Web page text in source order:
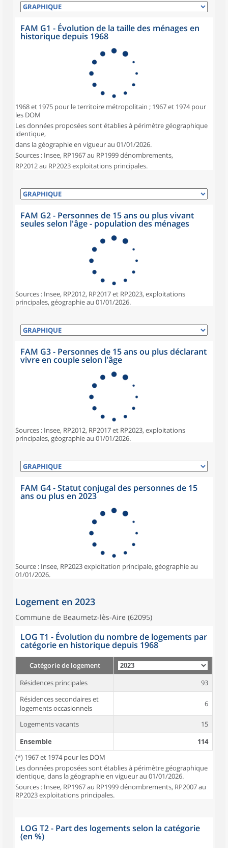
FAM G1 - Évolution de la taille des ménages en
historique depuis 1968
1968 et 1975 pour le territoire métropolitain ; 1967 et 1974 pour
les DOM
Les données proposées sont établies à périmètre géographique
identique,
dans la géographie en vigueur au 01/01/2026.
Sources : Insee, RP1967 au RP1999 dénombrements,
RP2012 au RP2023 exploitations principales.
FAM G2 - Personnes de 15 ans ou plus vivant
seules selon l'âge - population des ménages
Sources : Insee, RP2012, RP2017 et RP2023, exploitations
principales, géographie au 01/01/2026.
FAM G3 - Personnes de 15 ans ou plus déclarant
vivre en couple selon l'âge
Sources : Insee, RP2012, RP2017 et RP2023, exploitations
principales, géographie au 01/01/2026.
FAM G4 - Statut conjugal des personnes de 15
ans ou plus en 2023
Source : Insee, RP2023 exploitation principale, géographie au
01/01/2026.
Logement en 2023
Commune de Beaumetz-lès-Aire (62095)
LOG T1 - Évolution du nombre de logements par
catégorie en historique depuis 1968
Catégorie de logement
Résidences principales
93
Résidences secondaires et
logements occasionnels
6
Logements vacants
15
Ensemble
114
(*) 1967 et 1974 pour les DOM
Les données proposées sont établies à périmètre géographique
identique, dans la géographie en vigueur au 01/01/2026.
Sources : Insee, RP1967 au RP1999 dénombrements, RP2007 au
RP2023 exploitations principales.
LOG T2 - Part des logements selon la catégorie
(en %)